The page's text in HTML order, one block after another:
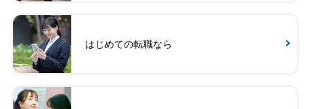
はじめての転職なら